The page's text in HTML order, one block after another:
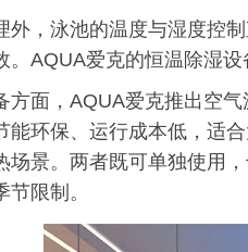
外，泳池的温度与湿度控
。AQUA爱克的恒温除湿设
方面，AQUA爱克推出空
能环保、运行成本低，适
场景。两者既可单独使用
限制。